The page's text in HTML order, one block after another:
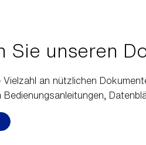
Sie unseren
Vielzahl an nützlichen
Bedienungsanleitungen,